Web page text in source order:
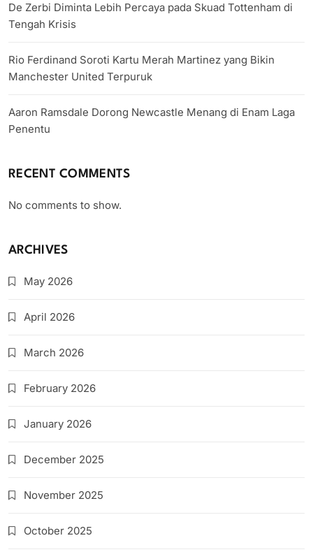
De Zerbi Diminta Lebih Percaya pada Skuad Tottenham di
Tengah Krisis
Rio Ferdinand Soroti Kartu Merah Martinez yang Bikin
Manchester United Terpuruk
Aaron Ramsdale Dorong Newcastle Menang di Enam Laga
Penentu
RECENT COMMENTS
No comments to show.
ARCHIVES
May 2026
April 2026
March 2026
February 2026
January 2026
December 2025
November 2025
October 2025